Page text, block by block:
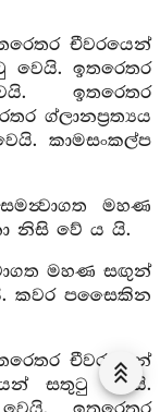
චීවරයෙන්
වෙයි. ඉතරෙතර
ඉතරෙතර
ග්ලානප්‍රත්‍යය
කාමසංකල්ප
මහණ
නිසි වේ ය යි.
මහණ සඟුන්
කවර පසෛකින
චීවරයෙන්
සතුටු වෙයි.